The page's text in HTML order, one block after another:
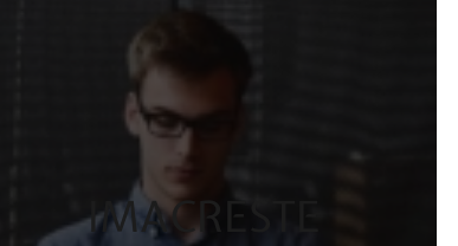
IMACRESTE